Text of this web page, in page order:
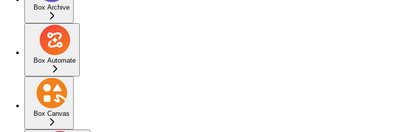
Box Archive
Box Automate
Box Canvas